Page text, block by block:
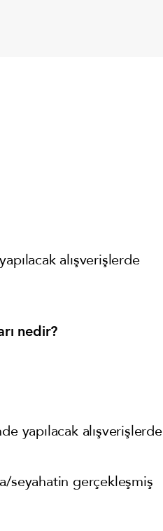
alışverişlerde
nedir?
yapılacak alışverişlerde
seyahatin gerçekleşmiş